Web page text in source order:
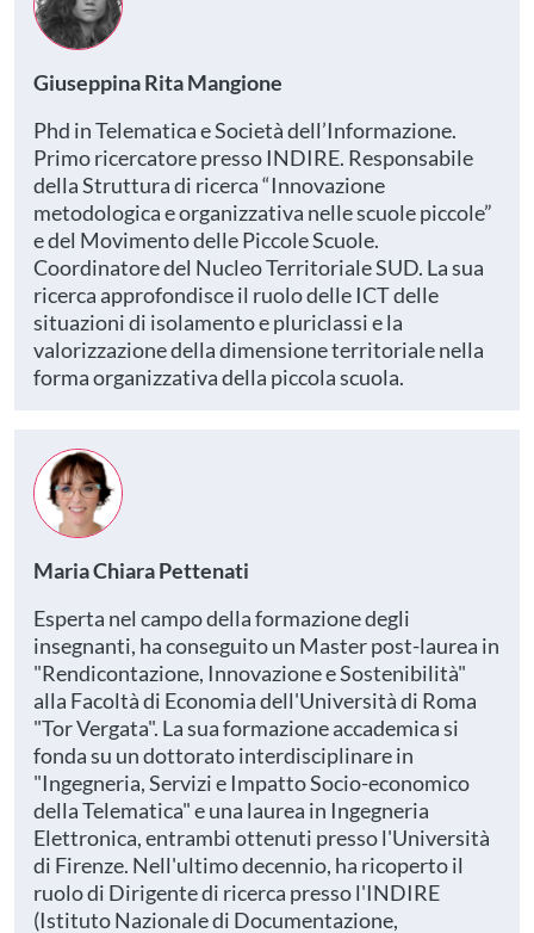
Giuseppina Rita Mangione
Phd in Telematica e Società dell’Informazione.
Primo ricercatore presso INDIRE. Responsabile
della Struttura di ricerca “Innovazione
metodologica e organizzativa nelle scuole piccole”
e del Movimento delle Piccole Scuole.
Coordinatore del Nucleo Territoriale SUD. La sua
ricerca approfondisce il ruolo delle ICT delle
situazioni di isolamento e pluriclassi e la
valorizzazione della dimensione territoriale nella
forma organizzativa della piccola scuola.
Maria Chiara Pettenati
Esperta nel campo della formazione degli
insegnanti, ha conseguito un Master post-laurea in
"Rendicontazione, Innovazione e Sostenibilità"
alla Facoltà di Economia dell'Università di Roma
"Tor Vergata". La sua formazione accademica si
fonda su un dottorato interdisciplinare in
"Ingegneria, Servizi e Impatto Socio-economico
della Telematica" e una laurea in Ingegneria
Elettronica, entrambi ottenuti presso l'Università
di Firenze. Nell'ultimo decennio, ha ricoperto il
ruolo di Dirigente di ricerca presso l'INDIRE
(Istituto Nazionale di Documentazione,